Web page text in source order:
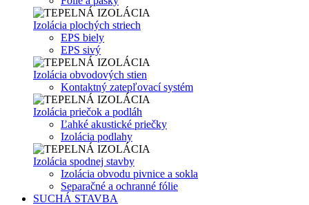
Izolácia plochých striech
EPS biely
EPS sivý
Izolácia obvodových stien
Kontaktný zatepľovací systém
Izolácia priečok a podláh
Ľahké akustické priečky
Izolácia podlahy
Izolácia spodnej stavby
Izolácia obvodu pivnice a sokla
Separačné a ochranné fólie
SUCHÁ STAVBA